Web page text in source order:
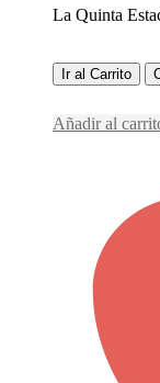
La Quinta
Ir al Carrito
Añadir al